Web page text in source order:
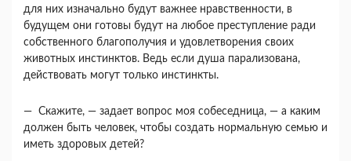
для них изначально будут важнее нравст­венности, в
будущем они готовы будут на любое преступление ради
собственного благополучия и удовлетворения своих
животных инстинктов. Ведь если душа парализована,
действовать могут только инстинкты.
— Скажите, — задает вопрос моя собеседни­ца, — а каким
должен быть человек, чтобы со­здать нормальную семью и
иметь здоровых детей?